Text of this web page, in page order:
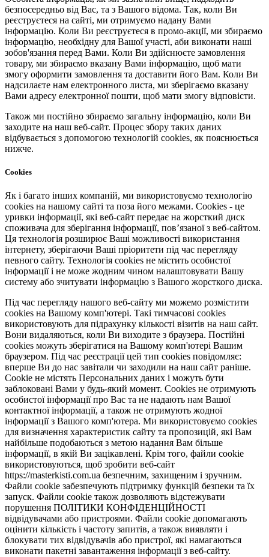
безпосередньо від Вас, та з Вашого відома. Так, коли Ви
реєструєтеся на сайті, ми отримуємо надану Вами
інформацію. Коли Ви реєструєтеся в промо-акції, ми збираємо
інформацію, необхідну для Вашої участі, аби виконати наші
зобов'язання перед Вами. Коли Ви здійснюєте замовлення
товару, ми збираємо вказану Вами інформацію, щоб мати
змогу оформити замовлення та доставити його Вам. Коли Ви
надсилаєте нам електронного листа, ми зберігаємо вказану
Вами адресу електронної пошти, щоб мати змогу відповісти.
Також ми постійно збираємо загальну інформацію, коли Ви
заходите на наш веб-сайт. Процес збору таких даних
відбувається з допомогою технологій cookies, як пояснюється
нижче.
Cookies
Як і багато інших компаній, ми використовуємо технологію
cookies на нашому сайті та поза його межами. Cookies - це
уривки інформації, які веб-сайт передає на жорсткий диск
споживача для зберігання інформації, пов’язаної з веб-сайтом.
Ця технологія розширює Ваші можливості використання
інтернету, зберігаючи Ваші пріоритети під час перегляду
певного сайту. Технологія cookies не містить особистої
інформації і не може жодним чином налаштовувати Вашу
систему або зчитувати інформацію з Вашого жорсткого диска.
Під час перегляду нашого веб-сайту ми можемо розмістити
cookies на Вашому комп'ютері. Такі тимчасові cookies
використовують для підрахунку кількості візитів на наш сайт.
Вони видаляються, коли Ви виходите з браузера. Постійні
cookies можуть зберігатися на Вашому комп'ютері Вашим
браузером. Під час реєстрації цей тип cookies повідомляє:
вперше Ви до нас завітали чи заходили на наш сайт раніше.
Cookie не містять Персональних даних і можуть бути
заблоковані Вами у будь-який момент. Сookies не отримують
особистої інформації про Вас та не надають нам Вашої
контактної інформації, а також не отримують жодної
інформації з Вашого комп'ютера. Ми використовуємо cookies
для визначення характеристик сайту та пропозицій, які Вам
найбільше подобаються з метою надання Вам більше
інформації, в якій Ви зацікавлені. Крім того, файли cookie
використовуються, щоб зробити веб-сайт
https://masterkisti.com.ua безпечним, захищеним і зручним.
Файли cookie забезпечують підтримку функцій безпеки та їх
запуск. Файли cookie також дозволяють відстежувати
порушення ПОЛІТИКИ КОНФІДЕНЦІЙНОСТІ
відвідувачами або пристроями. Файли cookie допомагають
оцінити кількість і частоту запитів, а також виявляти і
блокувати тих відвідувачів або пристрої, які намагаються
виконати пакетні завантаження інформації з веб-сайту.